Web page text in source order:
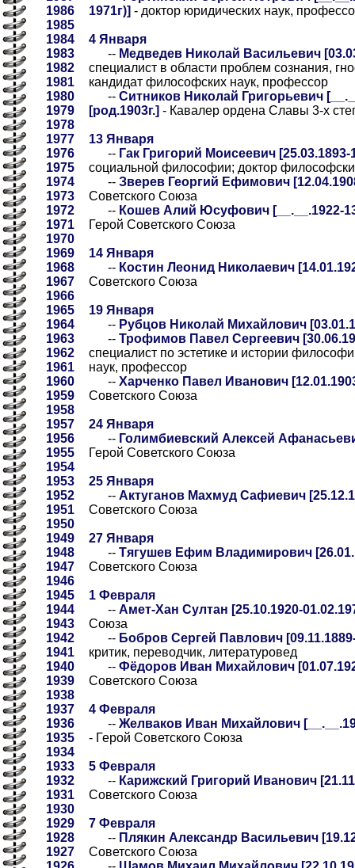
1986
1985
1984
1983
1982
1981
1980
1979
1978
1977
1976
1975
1974
1973
1972
1971
1970
1969
1968
1967
1966
1965
1964
1963
1962
1961
1960
1959
1958
1957
1956
1955
1954
1953
1952
1951
1950
1949
1948
1947
1946
1945
1944
1943
1942
1941
1940
1939
1938
1937
1936
1935
1934
1933
1932
1931
1930
1929
1928
1927
1971г)] - доктор юридических наук,
4 Января
-- Медведев Николай Васильевич
специалист в области проблем сознания,
кандидат философских наук, профессор
-- Ситников Николай Григорьевич
[род.1903г.] - Кавалер ордена Славы 3-х
13 Января
-- Гак Григорий Моисеевич [25.03.1893-
социальной философии; доктор
-- Зверев Георгий Ефимович
Советского Союза
-- Кошев Алий Юсуфович [__.__.1922-
Герой Советского Союза
14 Января
-- Костин Леонид Николаевич
Советского Союза
19 Января
-- Рубцов Николай Михайлович
-- Трофимов Павел Сергеевич
специалист по эстетике и истории
наук, профессор
-- Харченко Павел Иванович
Советского Союза
24 Января
-- Голимбиевский Алексей
Герой Советского Союза
25 Января
-- Актуганов Махмуд Сафиевич
Советского Союза
27 Января
-- Тягушев Ефим Владимирович
Советского Союза
1 Февраля
-- Амет-Хан Султан [25.10.1920-
Союза
-- Бобров Сергей Павлович
критик, переводчик, литературовед
-- Фёдоров Иван Михайлович
Советского Союза
4 Февраля
-- Желваков Иван Михайлович
- Герой Советского Союза
5 Февраля
-- Карижский Григорий Иванович
Советского Союза
7 Февраля
-- Плякин Александр Васильевич
Советского Союза